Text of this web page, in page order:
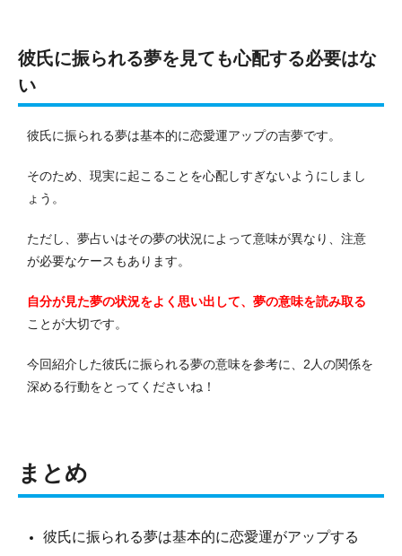
彼氏に振られる夢を見ても心配する必要はな
い
彼氏に振られる夢は基本的に恋愛運アップの吉夢です。
そのため、現実に起こることを心配しすぎないようにしまし
ょう。
ただし、夢占いはその夢の状況によって意味が異なり、注意
が必要なケースもあります。
自分が見た夢の状況をよく思い出して、夢の意味を読み取る
ことが大切です。
今回紹介した彼氏に振られる夢の意味を参考に、2人の関係を
深める行動をとってくださいね！
まとめ
彼氏に振られる夢は基本的に恋愛運がアップする